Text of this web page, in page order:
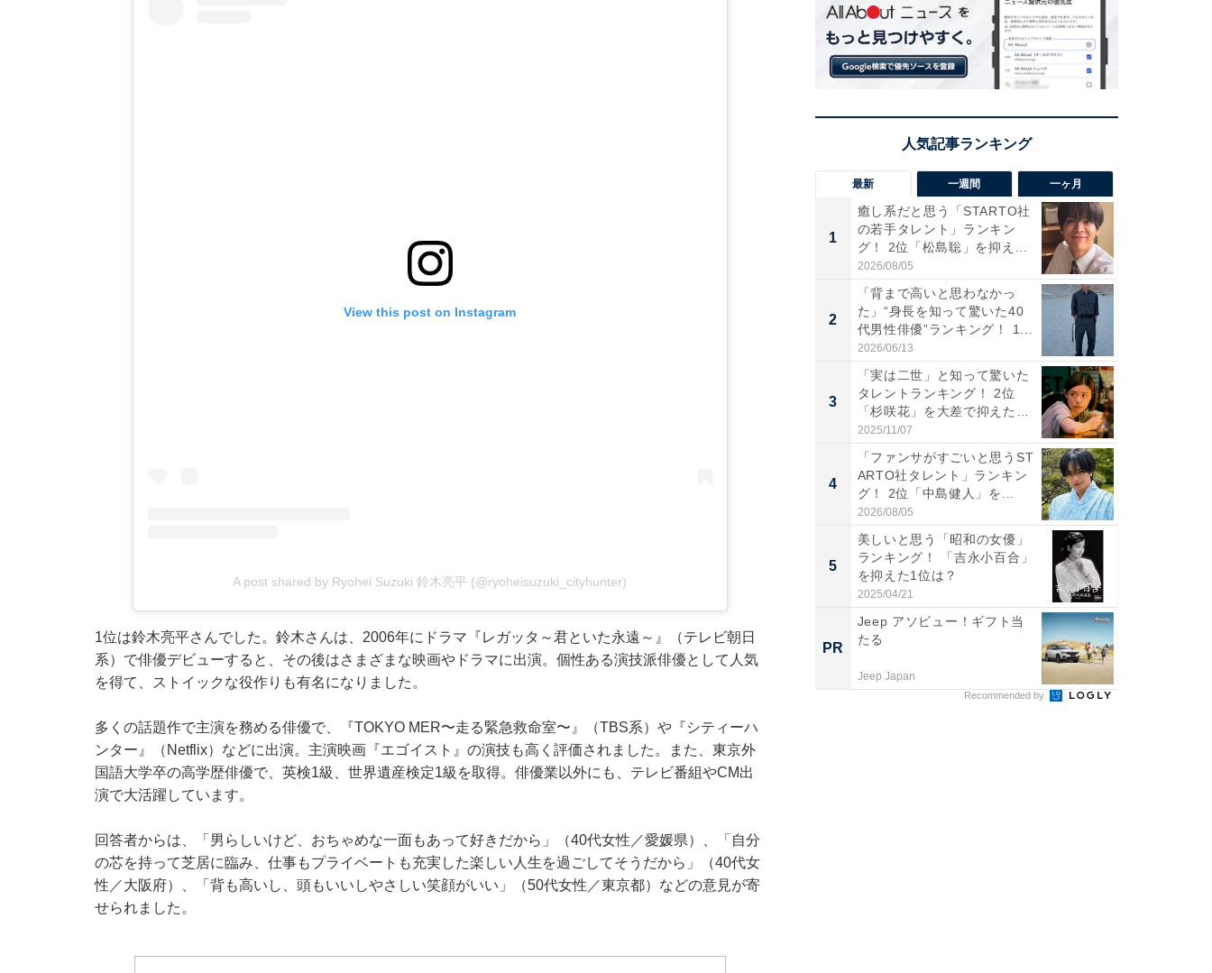
View this post on Instagram
A post shared by Ryohei Suzuki 鈴木亮平 (@ryoheisuzuki_cityhunter)
1位は鈴木亮平さんでした。鈴木さんは、2006年にドラマ『レガッタ～君といた永遠～』（テレビ朝日
系）で俳優デビューすると、その後はさまざまな映画やドラマに出演。個性ある演技派俳優として人気
を得て、ストイックな役作りも有名になりました。
多くの話題作で主演を務める俳優で、『TOKYO MER〜走る緊急救命室〜』（TBS系）や『シティーハ
ンター』（Netflix）などに出演。主演映画『エゴイスト』の演技も高く評価されました。また、東京外
国語大学卒の高学歴俳優で、英検1級、世界遺産検定1級を取得。俳優業以外にも、テレビ番組やCM出
演で大活躍しています。
回答者からは、「男らしいけど、おちゃめな一面もあって好きだから」（40代女性／愛媛県）、「自分
の芯を持って芝居に臨み、仕事もプライベートも充実した楽しい人生を過ごしてそうだから」（40代女
性／大阪府）、「背も高いし、頭もいいしやさしい笑顔がいい」（50代女性／東京都）などの意見が寄
せられました。
最新 一週間 一ヶ月
1
癒し系だと思う「STARTO社
の若手タレント」ランキン
グ！ 2位「松島聡」を抑え...
2026/08/05
2
「背まで高いと思わなかっ
た」“身長を知って驚いた40
代男性俳優”ランキング！ 1...
2026/06/13
3
「実は二世」と知って驚いた
タレントランキング！ 2位
「杉咲花」を大差で抑えた1
位...
2025/11/07
4
「ファンサがすごいと思うST
ARTO社タレント」ランキン
グ！ 2位「中島健人」を...
2026/08/05
5
美しいと思う「昭和の女優」
ランキング！ 「吉永小百合」
を抑えた1位は？
2025/04/21
PR
Jeep アソビュー！ギフト当
たる
Jeep Japan
Recommended by